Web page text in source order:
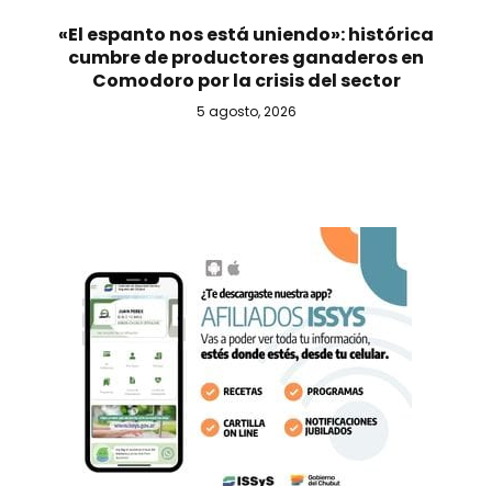
«El espanto nos está uniendo»: histórica
cumbre de productores ganaderos en
Comodoro por la crisis del sector
5 agosto, 2026